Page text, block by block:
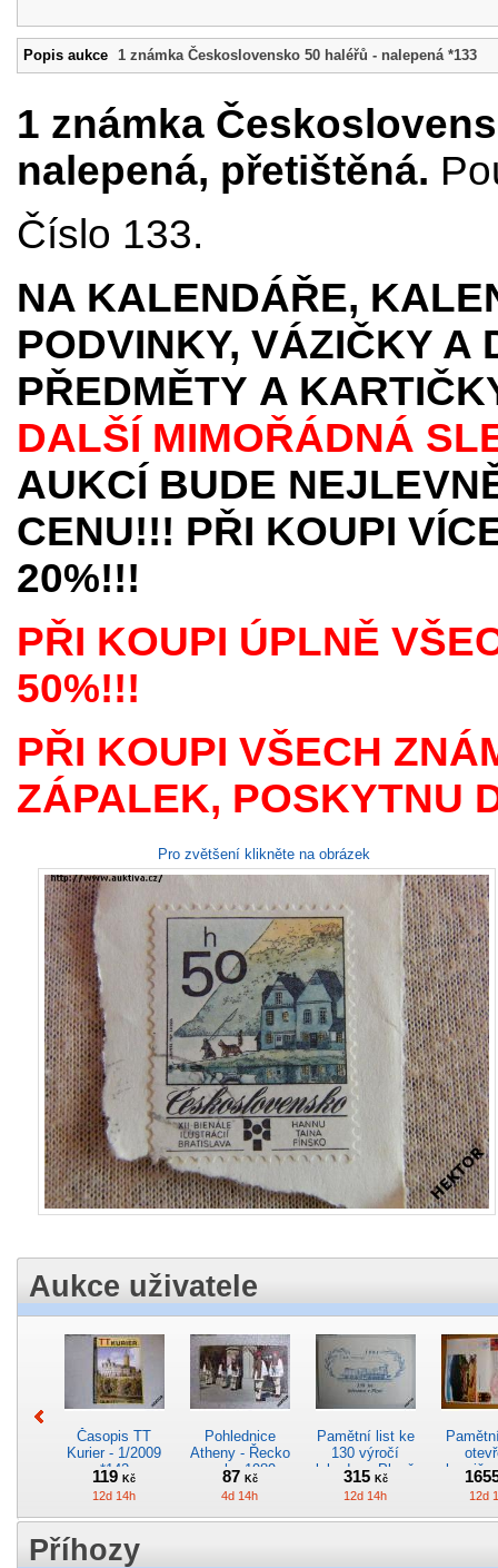
Popis aukce 1 známka Československo 50 haléřů - nalepená *133
1 známka
nalepená, přetištěná.
Číslo 133.
NA KALENDÁŘE,
PODVINKY, VÁZIČKY A
PŘEDMĚTY A
DALŠÍ MIMOŘÁDNÁ
AUKCÍ BUDE
CENU!!! PŘI KOUPI
20%!!!
PŘI KOUPI ÚPLNĚ
50%!!!
PŘI KOUPI VŠECH
ZÁPALEK, POSKYTNU
Pro zvětšení klikněte na obrázek
Aukce uživatele
Časopis TT
Kurier - 1/2009
*142
119Kč
12d 14h
Pohlednice
Atheny - Řecko
z roku 1989.
Nová nepoužitá
*5019
87 Kč
4d 14h
Pamětní list ke
130 výročí
lokodepa Plzeň
*2963
315 Kč
12d 14h 12d
Příhozy